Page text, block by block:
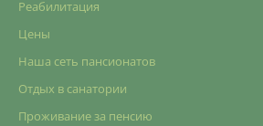
Реабилитация
Цены
Наша сеть пансионатов
Отдых в санатории
Проживание за пенсию